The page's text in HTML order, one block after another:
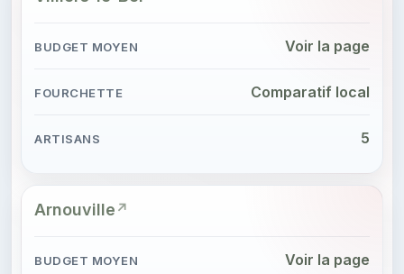
Voir la page
Comparatif local
5
Arnouville
Voir la page